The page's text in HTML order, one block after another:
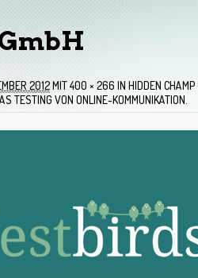
2012MIT400 × 266 IN HIDDEN
TESTING VON ONLINE-KOMMUNIKATION.